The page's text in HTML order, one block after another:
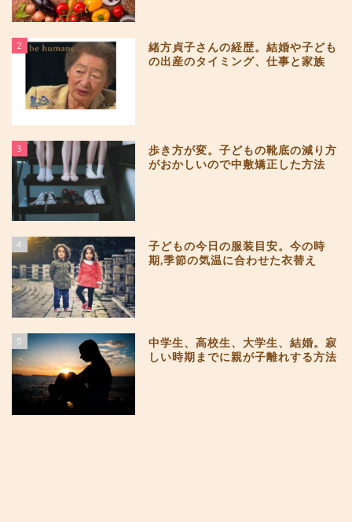
2
緒方貞子さんの経歴。結婚や子ども
の出産のタイミング、仕事と家族
3
歩き方が変。子どもの靴底の減り方
がおかしいので中敷矯正した方法
4
子どもの今日の服装目安。今の時
期,季節の気温に合わせた衣替え
5
中学生、高校生、大学生、結婚。寂
しい時期までに親が子離れする方法